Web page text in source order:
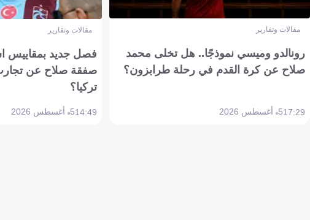
مقالات وتقارير
رونالدو وميسي نموذجًا.. هل تخلى محمد
صلاح عن كرة القدم في رحلة طرابزون؟
17:295 أغسطس 2026
مقالات وتقارير
فصل جديد بمقاييس
صفقة صلاح عن
تركيا؟
14:495 أغسطس 2026